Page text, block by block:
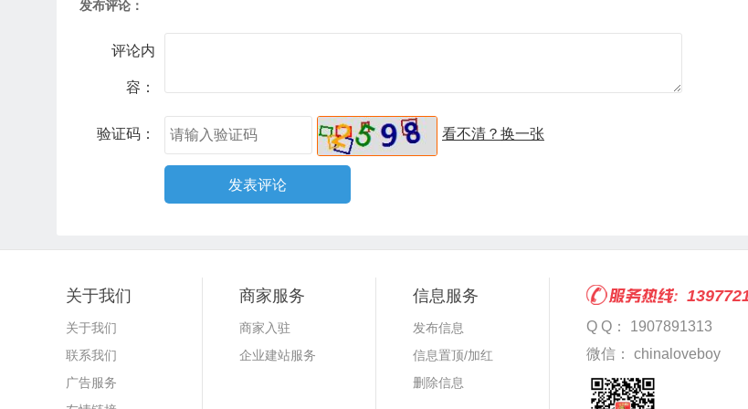
发布评论：
评论内
容：
验证码： 看不清？换一张
关于我们
关于我们
联系我们
广告服务
商家服务
商家入驻
企业建站服务
信息服务
发布信息
信息置顶/加红
删除信息
Q Q： 1907891313
微信： chinaloveboy